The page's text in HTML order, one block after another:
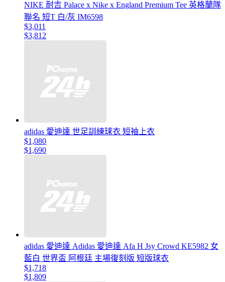
NIKE 耐吉 Palace x Nike x England Premium Tee 英格蘭隊
聯名 短T 白/灰 IM6598
$3,011
$3,812
adidas 愛迪達 世足訓練球衣 短袖上衣
$1,080
$1,690
adidas 愛迪達 Adidas 愛迪達 Afa H Jsy Crowd KE5982 女
藍白 世界盃 阿根廷 主場復刻版 短版球衣
$1,718
$1,809